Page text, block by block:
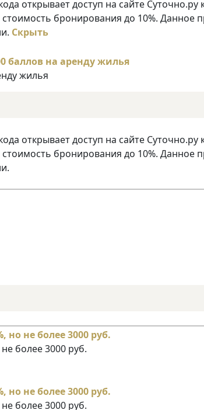
открывает доступ на сайте
бронирования до 10%. Данное
Скрыть
жилья
открывает доступ на сайте
бронирования до 10%. Данное
более 3000 руб.
более 3000 руб.